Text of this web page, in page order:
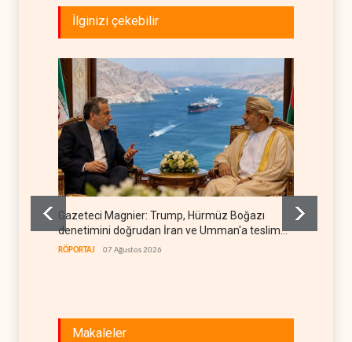
İlginizi çekebilir
Gazeteci Magnier: Trump, Hürmüz Boğazı
denetimini doğrudan İran ve Umman'a teslim
etti
RÖPORTAJ 07 Ağustos 2026
Makaleler